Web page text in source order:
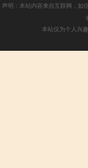
声明：本站内容来自互联网，如
本站仅为个人兴